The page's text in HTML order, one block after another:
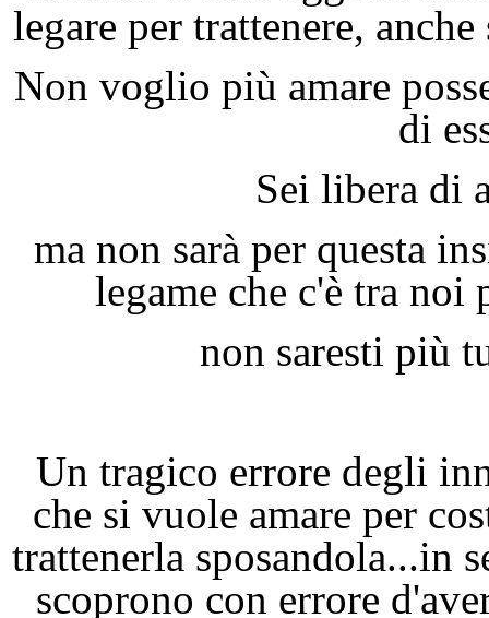
legare per trattenere,
Non voglio più amare
di
Sei libera di
ma non sarà per questa
legame che c'è tra noi
non saresti più
Un tragico errore degli
che si vuole amare per
trattenerla sposandola...in
scoprono con errore